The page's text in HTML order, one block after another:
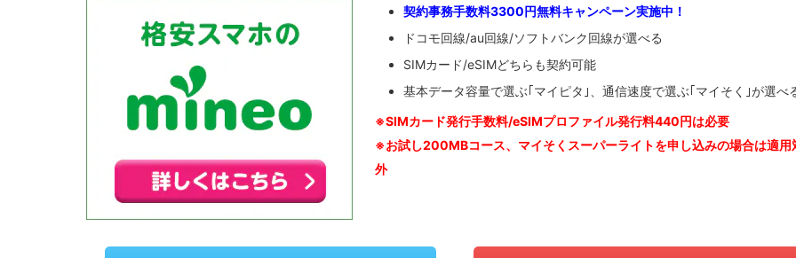
契約事務手数料3300円無料キャンペーン実施中！
ドコモ回線/au回線/ソフトバンク回線が選べる
SIMカード/eSIMどちらも契約可能
基本データ容量で選ぶ｢マイピタ｣、通信速度で選ぶ｢マイそく｣が選べ
※SIMカード発行手数料/eSIMプロファイル発行料440円は必要
※お試し200MBコース、マイそくスーパーライトを申し込みの場合は適用
外